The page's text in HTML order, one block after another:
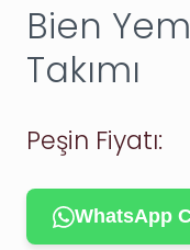
Bien
Takımı
Peşin Fiyatı:
WhatsApp